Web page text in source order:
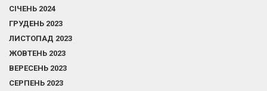
СІЧЕНЬ 2024
ГРУДЕНЬ 2023
ЛИСТОПАД 2023
ЖОВТЕНЬ 2023
ВЕРЕСЕНЬ 2023
СЕРПЕНЬ 2023